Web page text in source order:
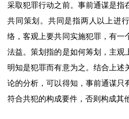
采取犯罪行动之前。事前通谋是指
共同策划。共同是指两人以上进
络，客观上要共同实施犯罪，有一
法益。策划指的是如何筹划，主观
明知是犯罪而有意为之。结合上述
论的分析，可以得知，事前通谋只
符合共犯的构成要件，否则构成其